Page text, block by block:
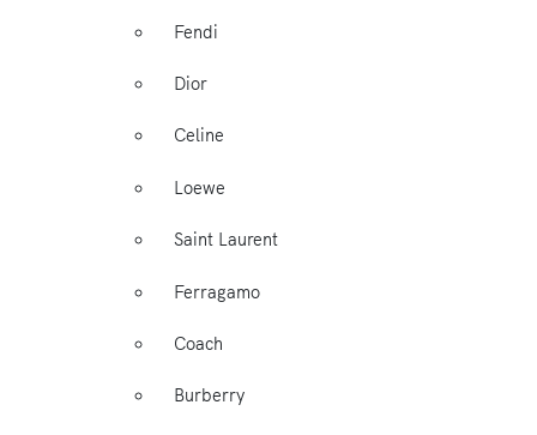
Fendi
Dior
Celine
Loewe
Saint Laurent
Ferragamo
Coach
Burberry